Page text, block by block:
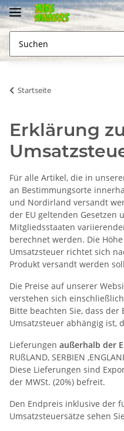
Startseite
Erklärung
Für alle Artikel, die in
an Bestimmungsorte
und Nordirland versandt
der EU geltenden Gesetzen
Mitgliedsstaaten
berechnet werden. Die
Umsatzsteuer richtet sich
Produkt versandt werden
Die Preise auf unserer
verstehen sich
Bitte beachten Sie, dass
Umsatzsteuer abhängig ist,
Lieferungen außerhalb der
RUßLAND, SERBIEN
Diese Lieferungen sind
der MWSt. (20%) befreit.
Den Endpreis inklusive der
Umsatzsteuersätze sehen